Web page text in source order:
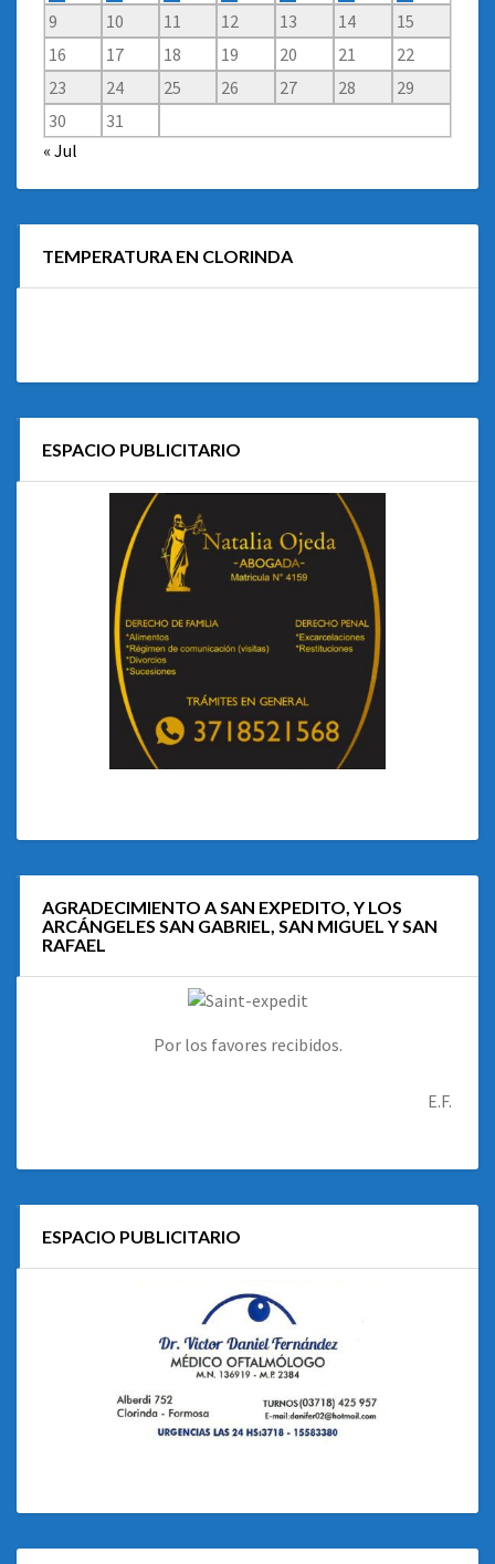
9
10 11 12 13 14
15
16
17 18 19 20 21
22
23
24 25 26 27 28
29
30
31
« Jul
TEMPERATURA EN CLORINDA
ESPACIO PUBLICITARIO
AGRADECIMIENTO A SAN EXPEDITO, Y LOS
ARCÁNGELES SAN GABRIEL, SAN MIGUEL Y SAN
RAFAEL
Por los favores recibidos.
E.F.
ESPACIO PUBLICITARIO